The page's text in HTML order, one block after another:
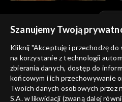
regulamin serwisu
cennik
polityka prywatności
Szanujemy Twoją
Kliknij "Akceptuję i przechodzę do
na korzystanie z technologii
zbierania danych, dostęp do
końcowym i ich przechowywanie
Twoich danych osobowych przez
S.A. w likwidacji (zwaną dalej